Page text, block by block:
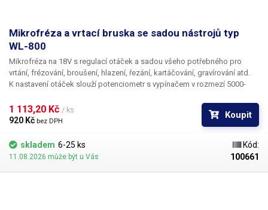
Mikrofréza a vrtací bruska se sadou nástrojů typ
WL-800
Mikrofréza na 18V s regulací otáček a sadou všeho potřebného pro
vrtání, frézování, broušení, hlazení, řezání, kartáčování, gravírování atd.
K nastavení otáček slouží potenciometr s vypínačem v rozmezí 5000-
1 113,20 Kč / ks
920 Kč bez DPH
Koupit
skladem 6-25 ks
11.08.2026 může být u Vás
Kód:
100661